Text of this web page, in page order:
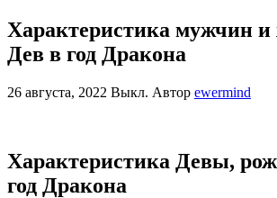
Характеристика мужчин
Дев в год Дракона
26 августа, 2022 Выкл. Автор ewermind
Характеристика Девы,
год Дракона